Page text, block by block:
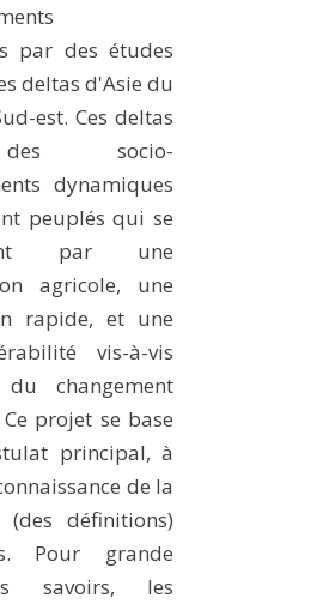
par des études
deltas d'Asie du
est. Ces deltas
socio-
dynamiques
peuplés qui se
par une
agricole, une
rapide, et une
vis-à-vis
changement
projet se base
principal, à
de la
définitions)
Pour grande
savoirs, les